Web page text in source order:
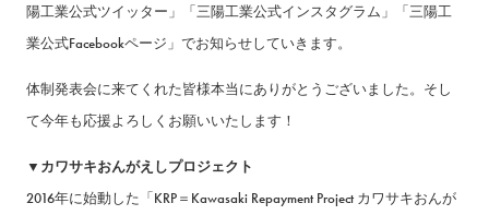
陽工業公式ツイッター」「三陽工業公式インスタグラム」「三陽工
業公式Facebookページ」でお知らせしていきます。
体制発表会に来てくれた皆様本当にありがとうございました。そし
て今年も応援よろしくお願いいたします！
▼カワサキおんがえしプロジェクト
2016年に始動した「KRP＝Kawasaki Repayment Project カワサキおんが